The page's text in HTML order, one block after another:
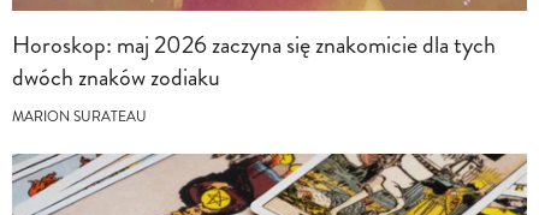
Horoskop: maj 2026 zaczyna się znakomicie dla tych
dwóch znaków zodiaku
MARION SURATEAU